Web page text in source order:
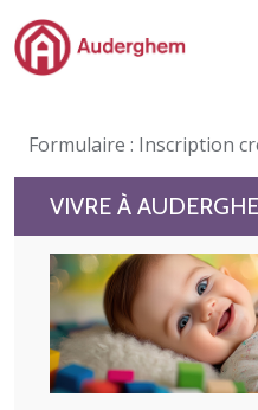
Passer au contenu principal
Événements et vie
eGuichet
Vivre à Auderghem
En 1 clic
Formulaire : Inscription
VIVRE À